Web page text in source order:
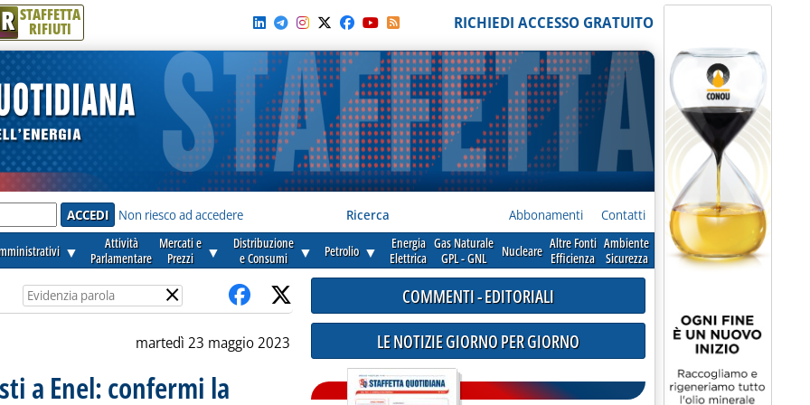
R STAFFETTA
RIFIUTI RICHIEDI ACCESSO GRATUITO
Non riesco ad accedere Ricerca Abbonamenti Contatti
▼
Attività
Parlamentare
Mercati e
Prezzi
▼
Distribuzione
e Consumi
▼ Petrolio ▼
Energia
Elettrica
Gas Naturale
GPL - GNL
Nucleare Altre Fonti
Efficienza
Ambiente
Sicurezza
×
martedì 23 maggio 2023
a Enel: confermi la
COMMENTI - EDITORIALI
LE NOTIZIE GIORNO PER GIORNO